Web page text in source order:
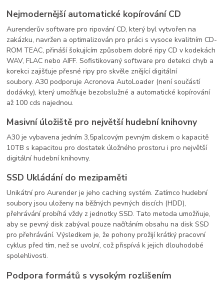
Nejmodernější automatické kopírování CD
Aurenderův software pro ripování CD, který byl vytvořen na
zakázku, navržen a optimalizován pro práci s vysoce kvalitním CD-
ROM TEAC, přináší šokujícím způsobem dobré ripy CD v kodekách
WAV, FLAC nebo AIFF. Sofistikovaný software pro detekci chyb a
korekci zajišťuje přesné ripy pro skvěle znějící digitální
soubory. A30 podporuje Acronova AutoLoader (není součástí
dodávky), který umožňuje bezobslužné a automatické kopírování
až 100 cds najednou.
Masivní úložiště pro největší hudební knihovny
A30 je vybavena jedním 3,5palcovým pevným diskem o kapacitě
10TB s kapacitou pro dostatek úložného prostoru i pro největší
digitální hudební knihovny.
SSD Ukládání do mezipaměti
Unikátní pro Aurender je jeho caching systém. Zatímco hudební
soubory jsou uloženy na běžných pevných discích (HDD),
přehrávání probíhá vždy z jednotky SSD. Tato metoda umožňuje,
aby se pevný disk zabýval pouze načítáním obsahu na disk SSD
pro přehrávání. Výsledkem je, že pohony prožijí krátký pracovní
cyklus před tím, než se uvolní, což přispívá k jejich dlouhodobé
spolehlivosti.
Podpora formátů s vysokým rozlišením